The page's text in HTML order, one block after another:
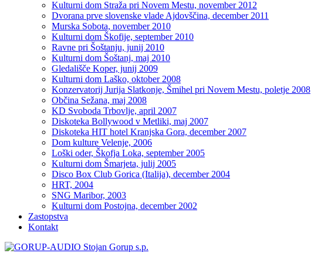
Kulturni dom Straža pri Novem Mestu, november 2012
Dvorana prve slovenske vlade Ajdovščina, december 2011
Murska Sobota, november 2010
Kulturni dom Škofije, september 2010
Ravne pri Šoštanju, junij 2010
Kulturni dom Šoštanj, maj 2010
Gledališče Koper, junij 2009
Kulturni dom Laško, oktober 2008
Konzervatorij Jurija Slatkonje, Šmihel pri Novem Mestu, poletje 2008
Občina Sežana, maj 2008
KD Svoboda Trbovlje, april 2007
Diskoteka Bollywood v Metliki, maj 2007
Diskoteka HIT hotel Kranjska Gora, december 2007
Dom kulture Velenje, 2006
Loški oder, Škofja Loka, september 2005
Kulturni dom Šmarjeta, julij 2005
Disco Box Club Gorica (Italija), december 2004
HRT, 2004
SNG Maribor, 2003
Kulturni dom Postojna, december 2002
Zastopstva
Kontakt